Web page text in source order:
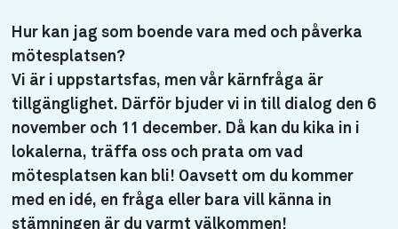
Hur kan jag som boende vara med och påverka
mötesplatsen?
Vi är i uppstartsfas, men vår kärnfråga är
tillgänglighet. Därför bjuder vi in till dialog den 6
november och 11 december. Då kan du kika in i
lokalerna, träffa oss och prata om vad
mötesplatsen kan bli! Oavsett om du kommer
med en idé, en fråga eller bara vill känna in
stämningen är du varmt välkommen!